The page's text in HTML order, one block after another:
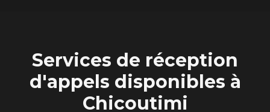
Services de réception
d'appels disponibles à
Chicoutimi